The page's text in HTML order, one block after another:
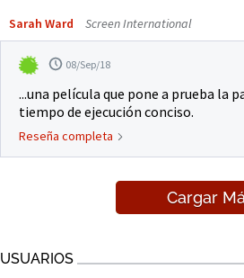
Sarah Ward Screen International
08/Sep/18
...una película que pone a prueba la
tiempo de ejecución conciso.
Reseña completa
Cargar
USUARIOS